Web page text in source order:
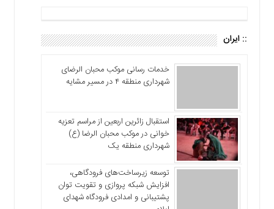
:: ایران
خدمات رسانی موکب محبان الرضای
شهرداری منطقه ۴ در مسیر مشایه
استقبال زائرین اربعین از مراسم تعزیه
خوانی در موکب محبان الرضا (ع)
شهرداری منطقه یک
توسعه زیرساخت‌های فرودگاهی،
افزایش شبکه پروازی و تقویت توان
پشتیبانی و امدادی فرودگاه شهدای